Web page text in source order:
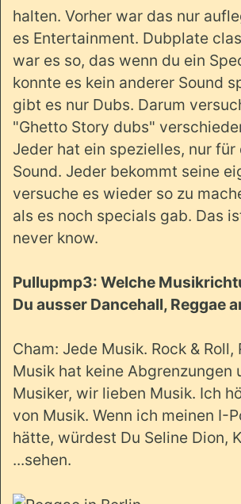
halten. Vorher war das nur
es Entertainment. Dubplate
war es so, das wenn du ein
konnte es kein anderer Sound
gibt es nur Dubs. Darum
"Ghetto Story dubs"
Jeder hat ein spezielles, nur für
Sound. Jeder bekommt seine
versuche es wieder so zu
als es noch specials gab. Das
never know.
Pullupmp3: Welche
Du ausser Dancehall, Reggae
Cham: Jede Musik. Rock & Roll,
Musik hat keine Abgrenzungen
Musiker, wir lieben Musik. Ich
von Musik. Wenn ich meinen I-
hätte, würdest Du Seline Dion,
...sehen.